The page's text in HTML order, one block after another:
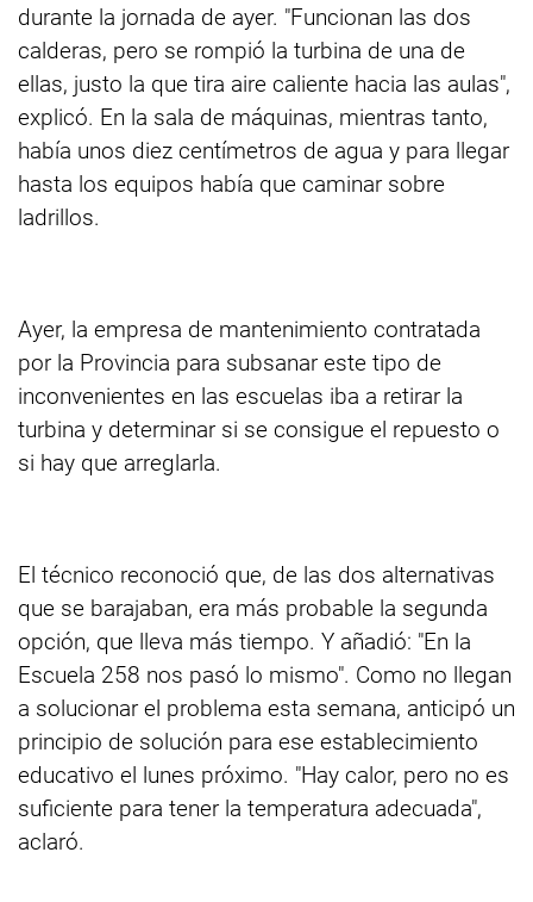
durante la jornada de ayer. "Funcionan las dos
calderas, pero se rompió la turbina de una de
ellas, justo la que tira aire caliente hacia las aulas",
explicó. En la sala de máquinas, mientras tanto,
había unos diez centímetros de agua y para llegar
hasta los equipos había que caminar sobre
ladrillos.
Ayer, la empresa de mantenimiento contratada
por la Provincia para subsanar este tipo de
inconvenientes en las escuelas iba a retirar la
turbina y determinar si se consigue el repuesto o
si hay que arreglarla.
El técnico reconoció que, de las dos alternativas
que se barajaban, era más probable la segunda
opción, que lleva más tiempo. Y añadió: "En la
Escuela 258 nos pasó lo mismo". Como no llegan
a solucionar el problema esta semana, anticipó un
principio de solución para ese establecimiento
educativo el lunes próximo. "Hay calor, pero no es
suficiente para tener la temperatura adecuada",
aclaró.